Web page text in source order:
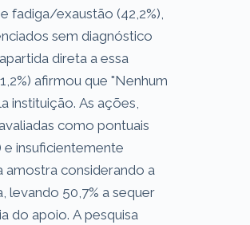
fadiga/exaustão (42,2%),
sem diagnóstico
afirmou que "Nenhum
instituição. As ações,
como pontuais
e insuficientemente
amostra considerando a
levando 50,7% a sequer
do apoio. A pesquisa